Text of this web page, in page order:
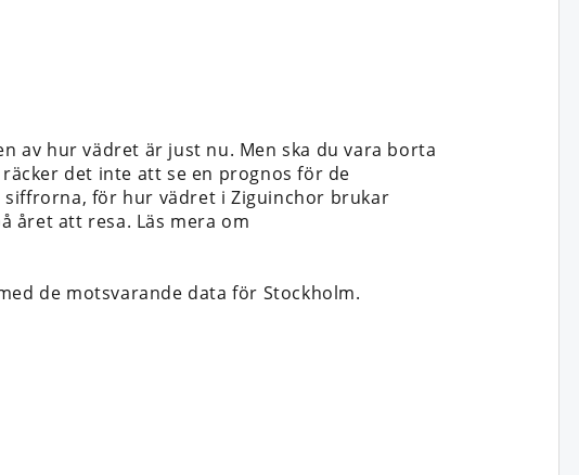
av hur vädret är just nu. Men ska du vara borta
det inte att se en prognos för de
siffrorna, för hur vädret i Ziguinchor brukar
året att resa. Läs mera om
de motsvarande data för Stockholm.